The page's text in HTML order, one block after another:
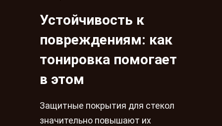
Устойчивость к
повреждениям: как
тонировка помогает
в этом
Защитные покрытия для стекол
значительно повышают их